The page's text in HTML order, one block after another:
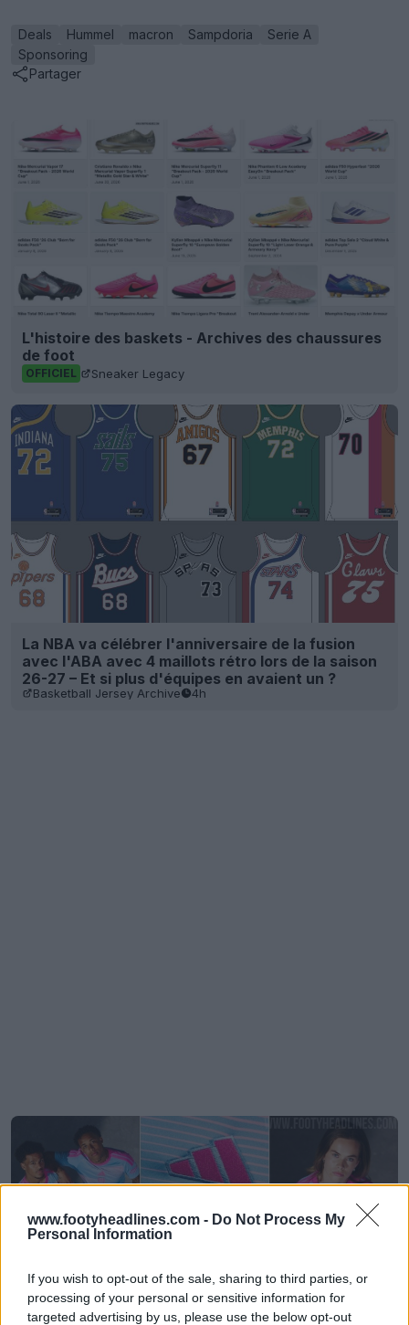
www.footyheadlines.com - Do Not Process My
Personal Information
If you wish to opt-out of the sale, sharing to third parties, or
processing of your personal or sensitive information for
targeted advertising by us, please use the below opt-out
Deals Hummel macron Sampdoria
Serie A
Sponsoring
Partager
L'histoire des baskets - Archives des chaussures
de foot
OFFICIEL Sneaker Legacy
La NBA va célébrer l'anniversaire de la fusion
avec l'ABA avec 4 maillots rétro lors de la saison
26-27 – Et si plus d'équipes en avaient un ?
Basketball Jersey Archive 4h